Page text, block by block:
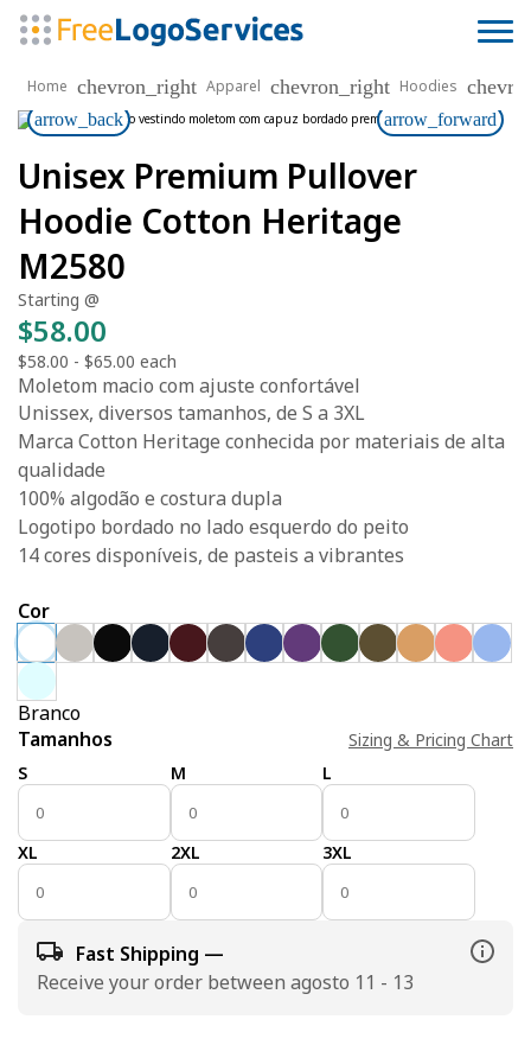
Home chevron_right Apparel chevron_right Hoodies
arrow_back arrow_forward
Unisex Premium Pullover
Hoodie Cotton Heritage
M2580
Starting @
$58.00
$58.00 - $65.00 each
Moletom macio com ajuste confortável
Unissex, diversos tamanhos, de S a 3XL
Marca Cotton Heritage conhecida por materiais de alta
qualidade
100% algodão e costura dupla
Logotipo bordado no lado esquerdo do peito
14 cores disponíveis, de pasteis a vibrantes
Cor
Branco
Tamanhos
Sizing & Pricing Chart
S
M L
XL 2XL 3XL
Fast Shipping —
Receive your order between agosto 11 - 13